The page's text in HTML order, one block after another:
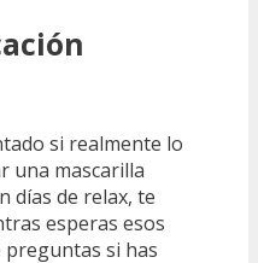
si realmente lo
una mascarilla
días de relax, te
esperas esos
preguntas si has